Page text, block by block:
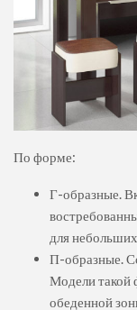
По форме:
Г-образные.
для
П-образные.
Модели такой
обеденной